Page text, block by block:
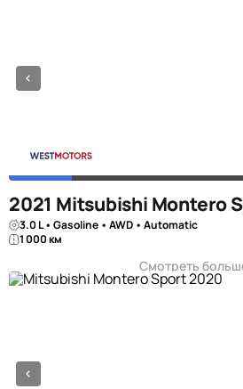
2021 Mitsubishi Montero
3.0 L • Gasoline • AWD • Automatic
1 000 км
Смотреть